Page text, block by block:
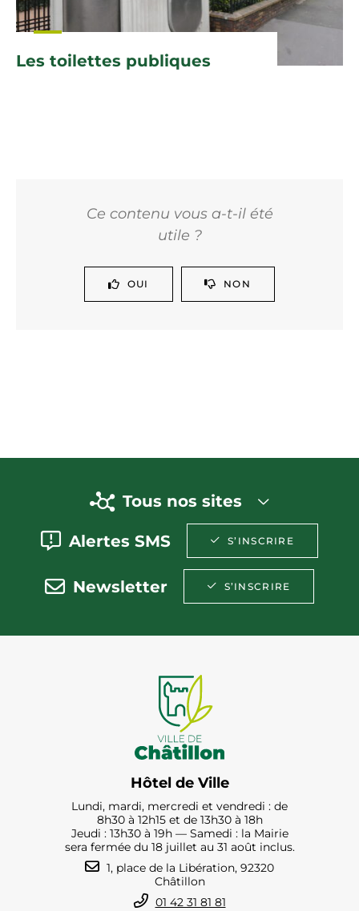
Les toilettes publiques
Ce contenu vous a-t-il été
utile ?
OUI NON
Tous nos sites
Alertes SMS S’INSCRIRE
Newsletter S’INSCRIRE
Hôtel de Ville
Lundi, mardi, mercredi et vendredi : de
8h30 à 12h15 et de 13h30 à 18h
Jeudi : 13h30 à 19h — Samedi : la Mairie
sera fermée du 18 juillet au 31 août inclus.
1, place de la Libération, 92320
Châtillon
01 42 31 81 81